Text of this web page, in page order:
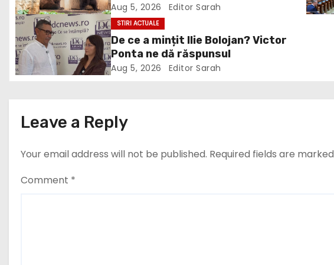
v
i
g
t
i
o
Bolojan și Buzoianu după
atacurile urșilor din Covasna
Aug 5, 2026 Editor Sarah
STIRI ACTUALE
De ce a mințit Ilie Bolojan? Victor
Ponta ne dă răspunsul
Aug 5, 2026 Editor Sarah
Leave a Reply
Your email address will not be published. Required fields are marked
Comment *